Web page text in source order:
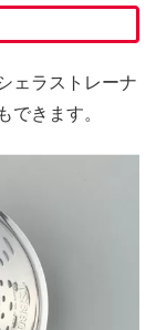
ェラストレーナ
できます。